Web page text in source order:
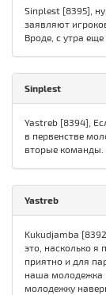
Sinplest [8395],
заявляют
Вроде, с утра
Sinplest
Yastreb [8394],
в первенстве
вторые команды.
Yastreb
Kukudjamba
это, насколько я
приятно и для
наша молодежка
молодежку